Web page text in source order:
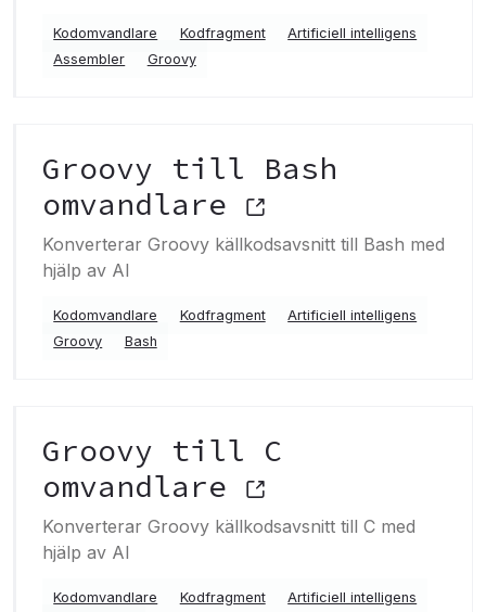
Kodomvandlare Kodfragment
Artificiell intelligens
Assembler
Groovy
Groovy till Bash
omvandlare
Konverterar Groovy källkodsavsnitt till Bash med
hjälp av AI
Kodomvandlare Kodfragment
Artificiell intelligens
Groovy
Bash
Groovy till C
omvandlare
Konverterar Groovy källkodsavsnitt till C med
hjälp av AI
Kodomvandlare Kodfragment
Artificiell intelligens